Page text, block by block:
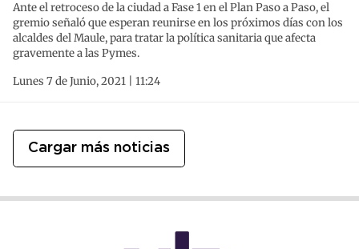
Ante el retroceso de la ciudad a Fase 1 en el Plan Paso a Paso, el
gremio señaló que esperan reunirse en los próximos días con los
alcaldes del Maule, para tratar la política sanitaria que afecta
gravemente a las Pymes.
Lunes 7 de Junio, 2021 | 11:24
Cargar más noticias